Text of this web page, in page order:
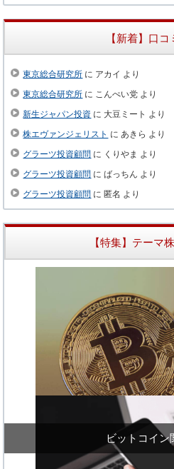
【新着】口
東京総合研究所 に アカイ より
東京総合研究所 に こんぺい党 より
新生ジャパン投資 に 大豆ミート より
株エヴァンジェリスト に あきら より
グラーツ投資顧問 に くりやま より
グラーツ投資顧問 にばっちん より
グラーツ投資顧問 に匿名 より
【特集】テーマ
ビットコイン